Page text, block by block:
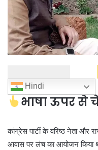
Hindi
भाषा ऊपर से
कांग्रेस पार्टी के वरिष्ठ नेता
आवास पर लंच का आयोजन किया